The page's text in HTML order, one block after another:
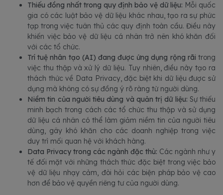
Thiếu đồng nhất trong quy định bảo vệ dữ liệu: Mỗi quốc
gia có các luật bảo vệ dữ liệu khác nhau, tạo ra sự phức
tạp trong việc tuân thủ các quy định toàn cầu. Điều này
khiến việc bảo vệ dữ liệu cá nhân trở nên khó khăn đối
với các tổ chức.
Trí tuệ nhân tạo (AI) đang được ứng dụng rộng rãi trong
việc thu thập và xử lý dữ liệu. Tuy nhiên, điều này tạo ra
thách thức về Data Privacy, đặc biệt khi dữ liệu được sử
dụng mà không có sự đồng ý rõ ràng từ người dùng.
Niềm tin của người tiêu dùng và quản trị dữ liệu: Sự thiếu
minh bạch trong cách các tổ chức thu thập và sử dụng
dữ liệu cá nhân có thể làm giảm niềm tin của người tiêu
dùng, gây khó khăn cho các doanh nghiệp trong việc
duy trì mối quan hệ với khách hàng.
Data Privacy trong các ngành đặc thù: Các ngành như y
tế đối mặt với những thách thức đặc biệt trong việc bảo
vệ dữ liệu nhạy cảm, đòi hỏi các biện pháp bảo vệ cao
hơn để bảo vệ quyền riêng tư của người dùng.